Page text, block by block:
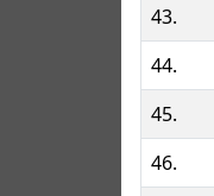
43.
44.
45.
46.